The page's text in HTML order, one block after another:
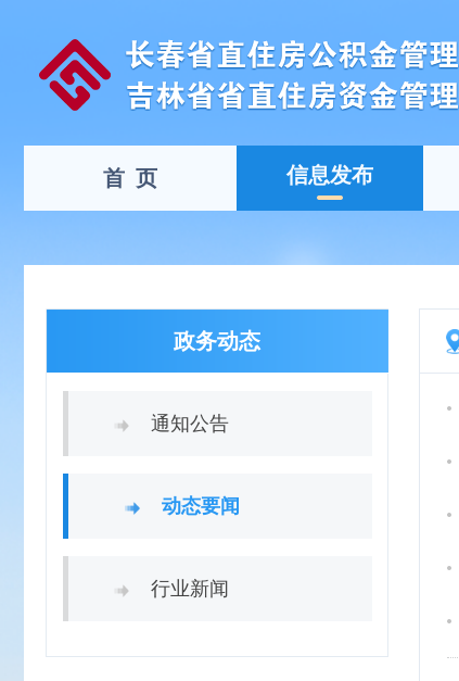
首 页 信息发布
政务动态
通知公告
动态要闻
行业新闻